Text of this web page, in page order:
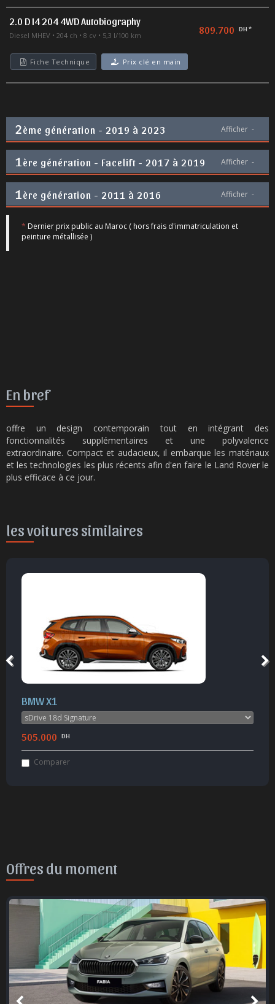
2.0 D I4 204 4WD Autobiography
Diesel MHEV 204 ch 8 cv 5,3 l/100 km 809.700 DH *
Fiche Technique Prix clé en main
2ème génération - 2019 à 2023 Afficher -
1ère génération - Facelift - 2017 à 2019 Afficher -
1ère génération - 2011 à 2016 Afficher -
* Dernier prix public au Maroc ( hors frais d'immatriculation et
peinture métallisée )
En bref
offre un design contemporain tout en intégrant des
fonctionnalités supplémentaires et une polyvalence
extraordinaire. Compact et audacieux, il embarque les matériaux
et les technologies les plus récents afin d'en faire le Land Rover le
plus efficace à ce jour.
les voitures similaires
BMW X1
505.000 DH
Comparer
Offres du moment